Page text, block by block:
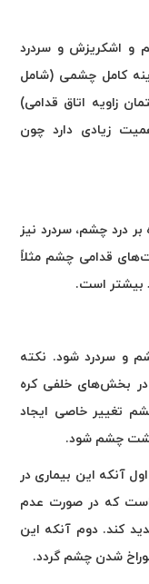
و اشکریزش و سردرد
کامل چشمی (شامل
زاویه اتاق قدامی)
زیادی دارد چون
درد چشم، سردرد نیز
قدامی چشم مثلاً
بیشتر است.
و سردرد شود. نکته
در بخش‌های خلفی کره
تغییر خاصی ایجاد
پشت چشم شود.
اول آنکه این بیماری در
است که در صورت عدم
کند. دوم آنکه این
شدن چشم گردد.